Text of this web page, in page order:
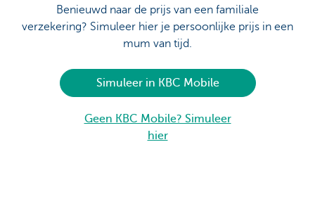
Benieuwd naar de prijs van een familiale
verzekering? Simuleer hier je persoonlijke prijs in een
mum van tijd.
Simuleer in KBC Mobile
Geen KBC Mobile? Simuleer
hier